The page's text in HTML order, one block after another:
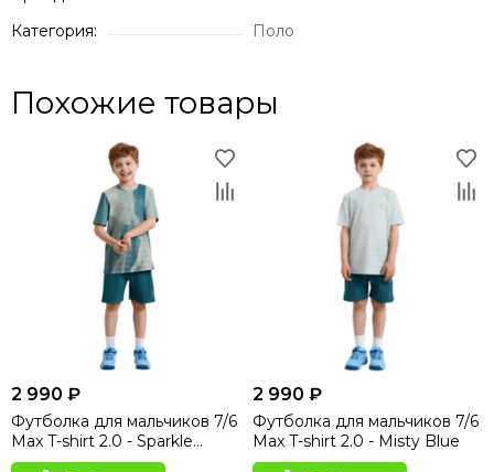
Категория:
Поло
Похожие товары
2 990 ₽
Футболка для мальчиков 7/6
Max T-shirt 2.0 - Sparkle
Hydro Print
2 990 ₽
Футболка для мальчиков 7/6
Max T-shirt 2.0 - Misty Blue